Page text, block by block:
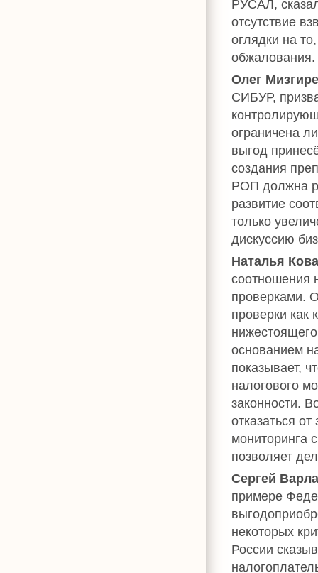
РУСАЛ,
отсутствие
оглядки на
обжалования.
Олег
СИБУР,
ограничена
выгод
создания
РОП должна
развитие
только
дискуссию
Наталья
соотношения
проверками.
проверки как
основанием
показывает,
налогового
законности.
отказаться
мониторинга
позволяет
Сергей
примере
некоторых
России